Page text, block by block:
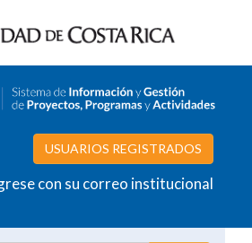
USUARIOS REGISTRADOS
con su correo institucional